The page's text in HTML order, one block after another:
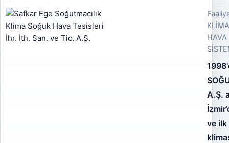
HAVA
A.Ş.
ve